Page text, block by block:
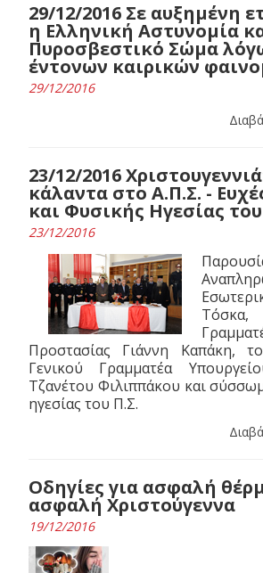
29/12/2016 Σε αυξημένη
η Ελληνική Αστυνομία
Πυροσβεστικό Σώμα
έντονων καιρικών
29/12/2016
23/12/2016
κάλαντα στο Α.Π.Σ. -
και Φυσικής Ηγεσίας
23/12/2016
Τόσκα,
Προστασίας Γιάννη Καπάκη,
Γενικού Γραμματέα
Τζανέτου Φιλιππάκου και
ηγεσίας του Π.Σ.
Οδηγίες για ασφαλή
ασφαλή Χριστούγεννα
19/12/2016